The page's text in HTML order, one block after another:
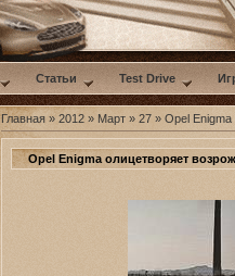
Статьи Test Drive
Главная » 2012 » Март » 27 » Opel
Opel Enigma олицетворяет